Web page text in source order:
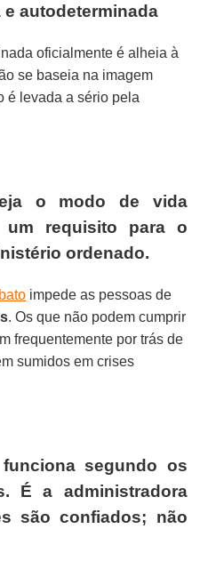
autodeterminada
oficialmente é alheia à
se baseia na imagem
é levada a sério pela
o modo de vida
requisito para o
ordenado.
impede as pessoas de
. Os que não podem cumprir
frequentemente por trás de
sumidos em crises
segundo os
É a administradora
são confiados; não